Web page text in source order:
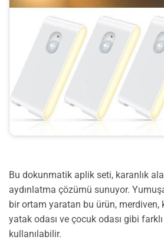
Bu dokunmatik aplik seti, karanlık
aydınlatma çözümü sunuyor.
bir ortam yaratan bu ürün, merdiven,
yatak odası ve çocuk odası gibi
kullanılabilir.